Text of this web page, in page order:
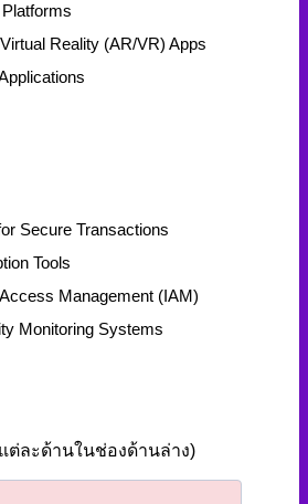
Reality (AR/VR) Apps
Secure Transactions
Tools
Management (IAM)
Monitoring Systems
ต่ละด้านในช่องด้านล่าง)